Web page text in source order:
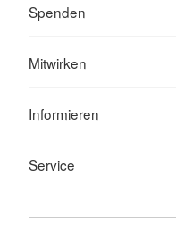
Spenden
Mitwirken
Informieren
Service